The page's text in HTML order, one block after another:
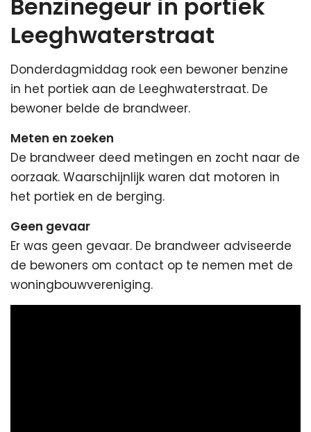
Benzinegeur in portiek
Leeghwaterstraat
Donderdagmiddag rook een bewoner benzine
in het portiek aan de Leeghwaterstraat. De
bewoner belde de brandweer.
Meten en zoeken
De brandweer deed metingen en zocht naar de
oorzaak. Waarschijnlijk waren dat motoren in
het portiek en de berging.
Geen gevaar
Er was geen gevaar. De brandweer adviseerde
de bewoners om contact op te nemen met de
woningbouwvereniging.